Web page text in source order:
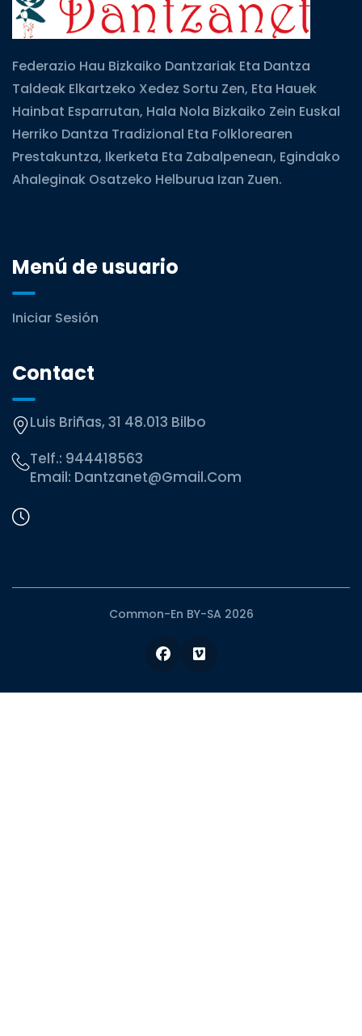
Federazio Hau Bizkaiko Dantzariak Eta Dantza
Taldeak Elkartzeko Xedez Sortu Zen, Eta Hauek
Hainbat Esparrutan, Hala Nola Bizkaiko Zein Euskal
Herriko Dantza Tradizional Eta Folklorearen
Prestakuntza, Ikerketa Eta Zabalpenean, Egindako
Ahaleginak Osatzeko Helburua Izan Zuen.
Menú de usuario
Iniciar Sesión
Contact
Luis Briñas, 31 48.013 Bilbo
Telf.: 944418563
Email: Dantzanet@gmail.com
Common-En BY-SA 2026
Facebook
Vimeo